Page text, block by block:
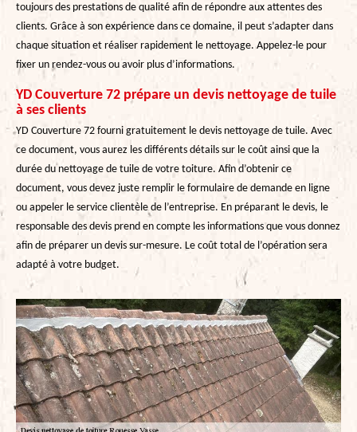
toujours des prestations de qualité afin de répondre aux attentes des
clients. Grâce à son expérience dans ce domaine, il peut s’adapter dans
chaque situation et réaliser rapidement le nettoyage. Appelez-le pour
fixer un rendez-vous ou avoir plus d’informations.
YD Couverture 72 prépare un devis nettoyage de tuile
à ses clients
YD Couverture 72 fourni gratuitement le devis nettoyage de tuile. Avec
ce document, vous aurez les différents détails sur le coût ainsi que la
durée du nettoyage de tuile de votre toiture. Afin d’obtenir ce
document, vous devez juste remplir le formulaire de demande en ligne
ou appeler le service clientèle de l’entreprise. En préparant le devis, le
responsable des devis prend en compte les informations que vous donnez
afin de préparer un devis sur-mesure. Le coût total de l’opération sera
adapté à votre budget.